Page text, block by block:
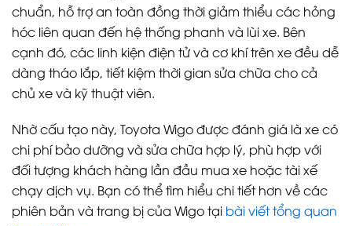
chuẩn, hỗ trợ an toàn đồng thời giảm thiểu các hỏng
hóc liên quan đến hệ thống phanh và lùi xe. Bên
cạnh đó, các linh kiện điện tử và cơ khí trên xe đều dễ
dàng tháo lắp, tiết kiệm thời gian sửa chữa cho cả
chủ xe và kỹ thuật viên.
Nhờ cấu tạo này, Toyota Wigo được đánh giá là xe có
chi phí bảo dưỡng và sửa chữa hợp lý, phù hợp với
đối tượng khách hàng lần đầu mua xe hoặc tài xế
chạy dịch vụ. Bạn có thể tìm hiểu chi tiết hơn về các
phiên bản và trang bị của Wigo tại bài viết tổng quan